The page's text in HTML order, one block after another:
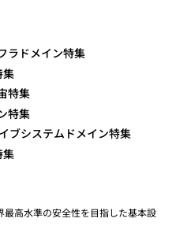
ラドメイン特集
集
特集
特集
ブシステムドメイン特集
集
高水準の安全性を目指した基本設